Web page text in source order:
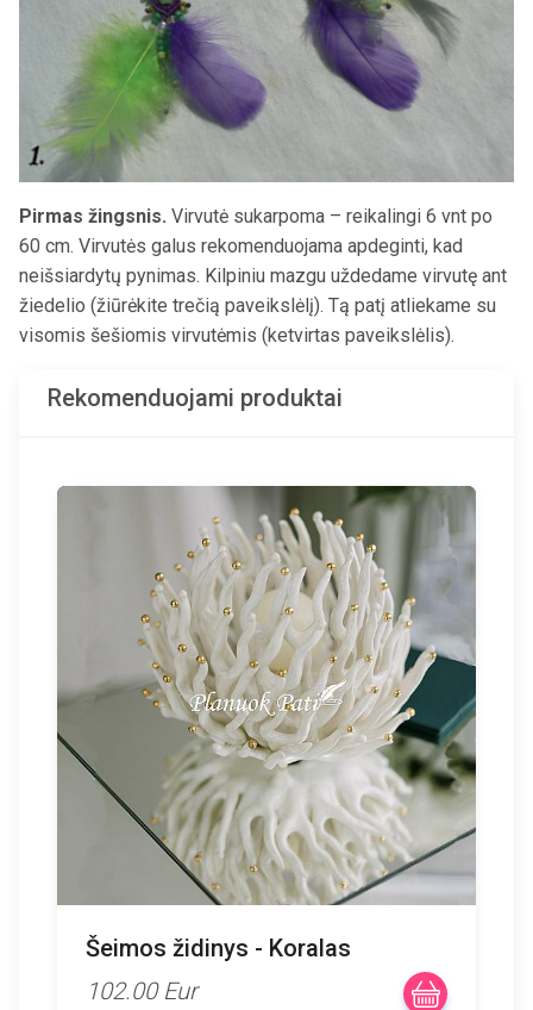
Pirmas žingsnis. Virvutė sukarpoma – reikalingi 6 vnt po
60 cm. Virvutės galus rekomenduojama apdeginti, kad
neišsiardytų pynimas. Kilpiniu mazgu uždedame virvutę ant
žiedelio (žiūrėkite trečią paveikslėlį). Tą patį atliekame su
visomis šešiomis virvutėmis (ketvirtas paveikslėlis).
Rekomenduojami produktai
Šeimos židinys - Koralas
102.00 Eur